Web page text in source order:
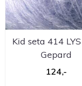
Kid seta 414
Gepard
124,-